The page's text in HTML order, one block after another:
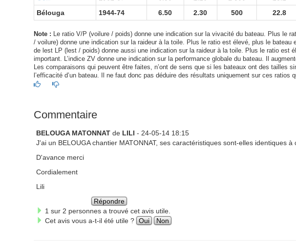
Bélouga
1944-74 6.50 2.30 500 22.8
Note : Le ratio V/P (voilure / poids) donne une indication sur la vivacité du bateau. Plus le
/ voilure) donne une indication sur la raideur à la toile. Plus le ratio est élevé, plus le
de lest LP (lest / poids) donne aussi une indication sur la raideur à la toile. Plus le ratio est
important. L’indice ZV donne une indication sur la performance globale du bateau. Il
Les comparaisons qui peuvent être faites, n’ont de sens que si les bateaux ont des tailles
l’efficacité d’un bateau. Il ne faut donc pas déduire des résultats uniquement sur ces ratios
Commentaire
BELOUGA MATONNATde LILI - 24-05-14 18:15
J'ai un BELOUGA chantier MATONNAT, ses caractéristiques sont-elles identiques
D'avance merci
Cordialement
Lili
Répondre
1 sur 2 personnes a trouvé cet avis utile.
Cet avis vous a-t-il été utile ? Oui Non